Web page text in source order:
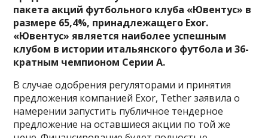
пакета акций футбольного клуба «Ювентус» в
размере 65,4%, принадлежащего Exor.
«Ювентус» является наиболее успешным
клубом в истории итальянского футбола и 36-
кратным чемпионом Серии А.
В случае одобрения регуляторами и принятия
предложения компанией Exor, Tether заявила о
намерении запустить публичное тендерное
предложение на оставшиеся акции по той же